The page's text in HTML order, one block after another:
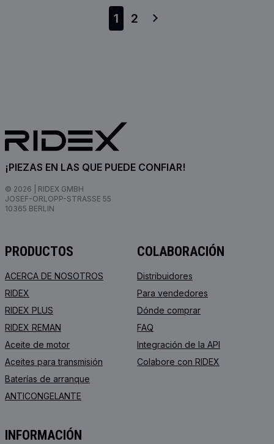
1 2
¡PIEZAS EN LAS QUE PUEDE CONFIAR!
© 2026 | RIDEX GMBH
JOSEF-ORLOPP-STRASSE 55
10365 BERLIN
PRODUCTOS
ACERCA DE NOSOTROS
RIDEX
RIDEX PLUS
RIDEX REMAN
Aceite de motor
Aceites para transmisión
Baterías de arranque
ANTICONGELANTE
COLABORACIÓN
Distribuidores
Para vendedores
Dónde comprar
FAQ
Integración de la API
Colabore con RIDEX
INFORMACIÓN